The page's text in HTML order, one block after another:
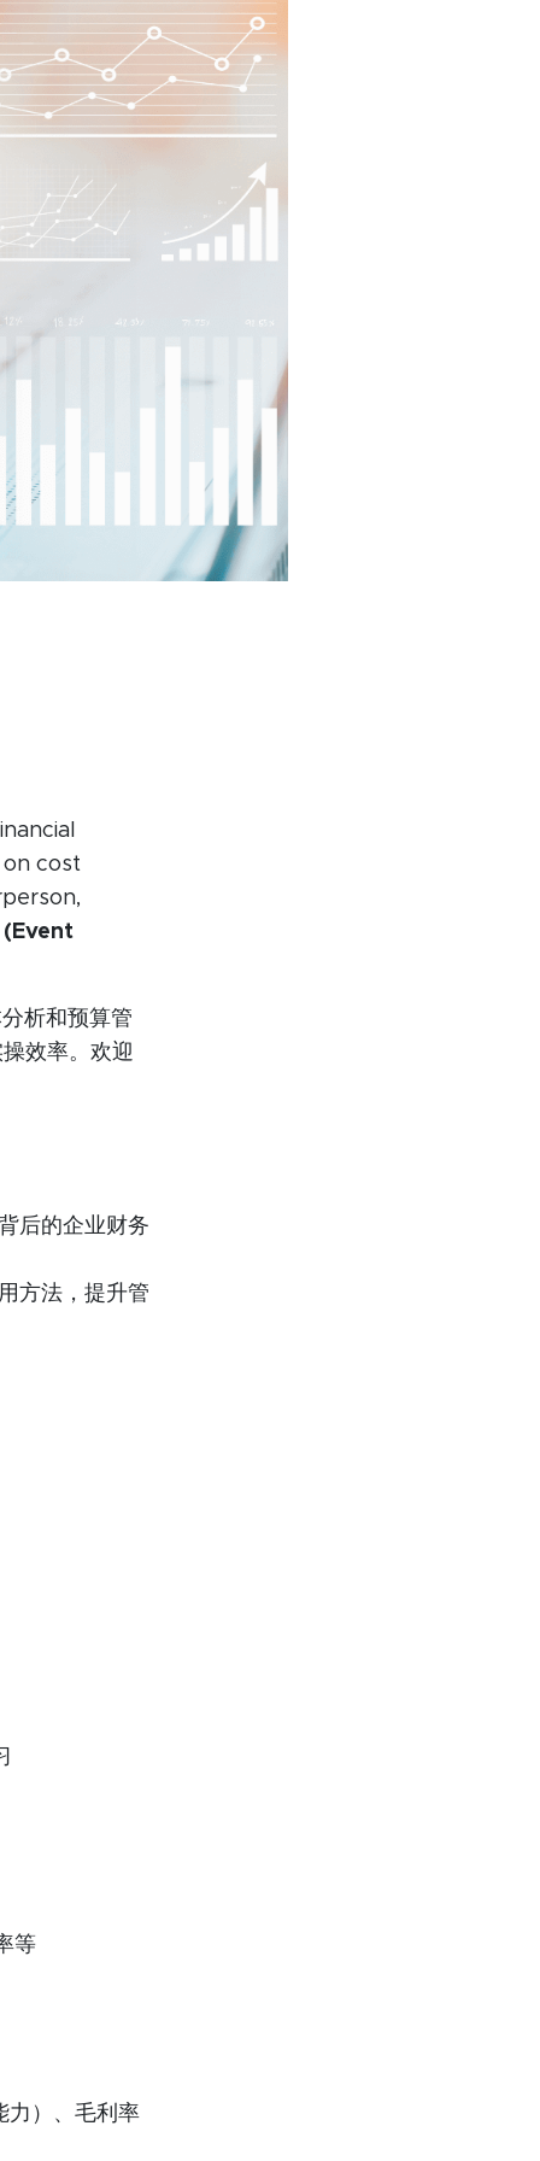
on cost
(Event
析和预算管
效率。欢迎
后的企业财务
方法，提升管
等
）、毛利率